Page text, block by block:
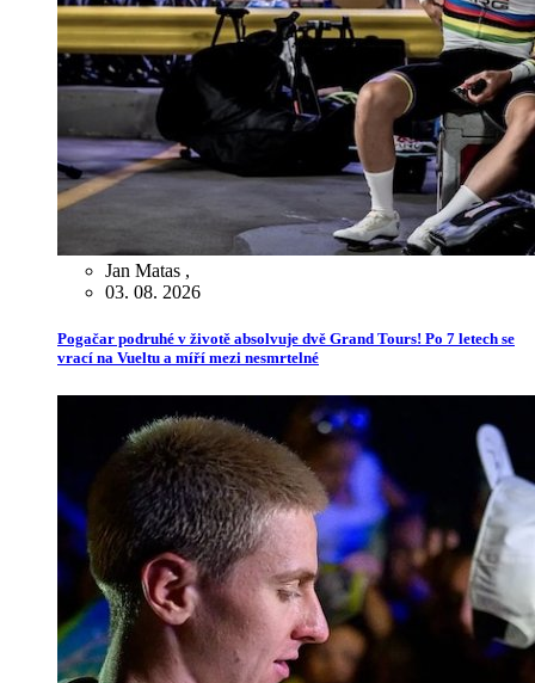
Jan Matas ,
03. 08. 2026
Pogačar podruhé v životě absolvuje dvě Grand Tours! Po 7 letech se
vrací na Vueltu a míří mezi nesmrtelné